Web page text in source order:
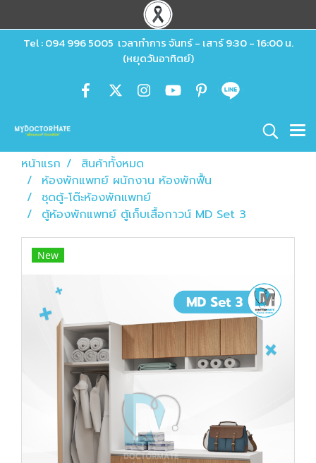
Tel : 094 996 5005 เวลาทำการ จันทร์ - เสาร์ 9:30 - 16:00 น.
(หยุดวันอาทิตย์)
หน้าแรก
สินค้าทั้งหมด
ห้องพักแพทย์ ผนักงาน ห้องพักฟื้น
ชุดตู้-โต๊ะห้องพักแพทย์
ตู้ห้องพักแพทย์ ตู้เก็บเสื้อกาวน์ MD Set 3
New